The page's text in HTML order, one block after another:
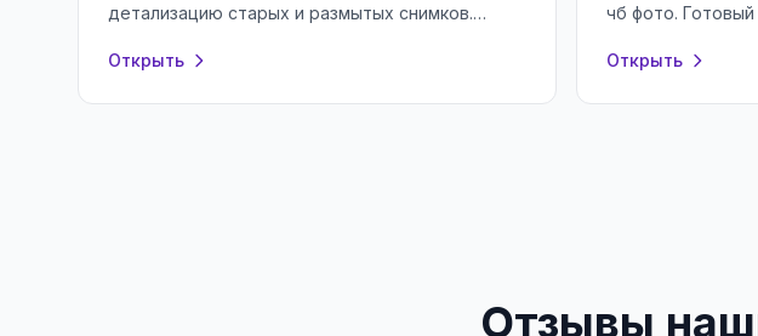
детализацию старых и размытых снимков.
Открыть
чб фото.
Открыть
Отзывы